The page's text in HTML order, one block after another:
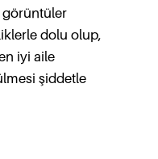
görüntüler
dolu olup,
iyi aile
şiddetle